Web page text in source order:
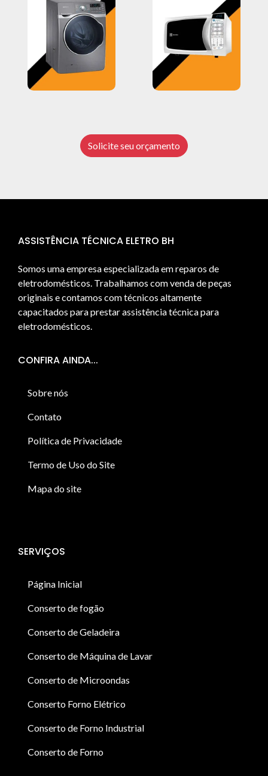
Solicite seu orçamento
ASSISTÊNCIA TÉCNICA ELETRO BH
Somos uma empresa especializada em reparos de
eletrodomésticos. Trabalhamos com venda de peças
originais e contamos com técnicos altamente
capacitados para prestar assistência técnica para
eletrodomésticos.
CONFIRA AINDA...
Sobre nós
Contato
Política de Privacidade
Termo de Uso do Site
Mapa do site
SERVIÇOS
Página Inicial
Conserto de fogão
Conserto de Geladeira
Conserto de Máquina de Lavar
Conserto de Microondas
Conserto Forno Elétrico
Conserto de Forno Industrial
Conserto de Forno